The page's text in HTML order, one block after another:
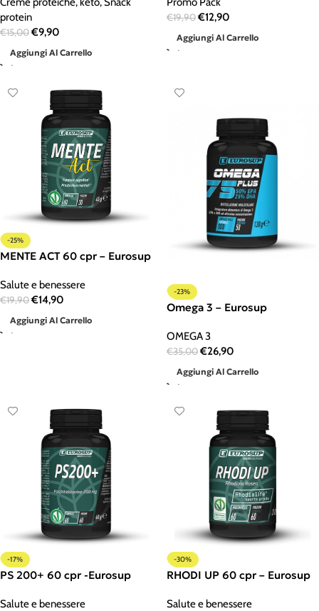
protein
€15,00€9,90
Aggiungi Al Carrello
€19,90€12,90
Aggiungi Al Carrello
-25%
MENTE ACT 60 cpr – Eurosup
Salute e benessere
€19,90€14,90
Aggiungi Al Carrello
-23%
Omega 3 – Eurosup
OMEGA 3
€35,00€26,90
Aggiungi Al Carrello
-17%
PS 200+ 60 cpr -Eurosup
Salute e benessere
-30%
RHODI UP 60 cpr – Eurosup
Salute e benessere